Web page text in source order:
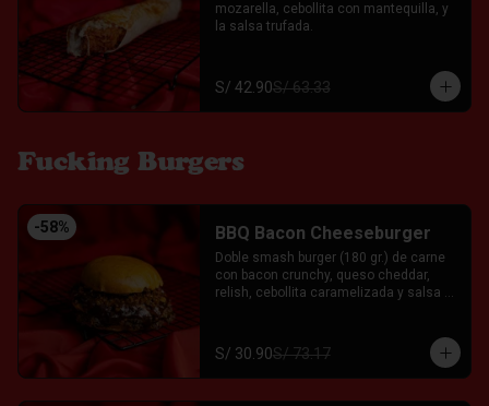
mozarella, cebollita con mantequilla, y
la salsa trufada.
S/ 42.90S/ 63.33
Fucking Burgers
-58% BBQ Bacon Cheeseburger
Doble smash burger (180 gr.) de carne
con bacon crunchy, queso cheddar,
relish, cebollita caramelizada y salsa
Ají, Ketchup y Mayo Garlic.
S/ 30.90S/ 73.17